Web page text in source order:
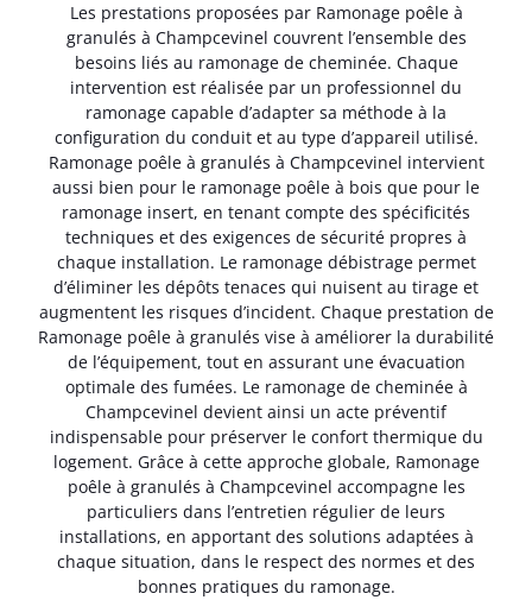
Les prestations proposées par Ramonage poêle à
granulés à Champcevinel couvrent l’ensemble des
besoins liés au ramonage de cheminée. Chaque
intervention est réalisée par un professionnel du
ramonage capable d’adapter sa méthode à la
configuration du conduit et au type d’appareil utilisé.
Ramonage poêle à granulés à Champcevinel intervient
aussi bien pour le ramonage poêle à bois que pour le
ramonage insert, en tenant compte des spécificités
techniques et des exigences de sécurité propres à
chaque installation. Le ramonage débistrage permet
d’éliminer les dépôts tenaces qui nuisent au tirage et
augmentent les risques d’incident. Chaque prestation de
Ramonage poêle à granulés vise à améliorer la durabilité
de l’équipement, tout en assurant une évacuation
optimale des fumées. Le ramonage de cheminée à
Champcevinel devient ainsi un acte préventif
indispensable pour préserver le confort thermique du
logement. Grâce à cette approche globale, Ramonage
poêle à granulés à Champcevinel accompagne les
particuliers dans l’entretien régulier de leurs
installations, en apportant des solutions adaptées à
chaque situation, dans le respect des normes et des
bonnes pratiques du ramonage.